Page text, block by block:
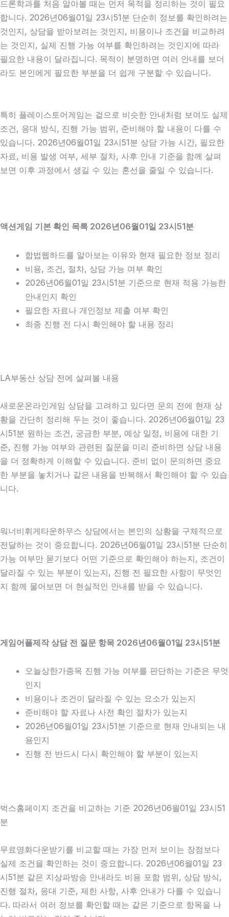
드론학과를 처음 알아볼 때는 먼저 목적을 정리하는 것이 필요
합니다. 2026년06월01일 23시51분 단순히 정보를 확인하려는
것인지, 상담을 받아보려는 것인지, 비용이나 조건을 비교하려
는 것인지, 실제 진행 가능 여부를 확인하려는 것인지에 따라
필요한 내용이 달라집니다. 목적이 분명하면 여러 안내를 보더
라도 본인에게 필요한 부분을 더 쉽게 구분할 수 있습니다.
특히 플레이스토어게임는 겉으로 비슷한 안내처럼 보여도 실제
조건, 응대 방식, 진행 가능 범위, 준비해야 할 내용이 다를 수
있습니다. 2026년06월01일 23시51분 상담 가능 시간, 필요한
자료, 비용 발생 여부, 세부 절차, 사후 안내 기준을 함께 살펴
보면 이후 과정에서 생길 수 있는 혼선을 줄일 수 있습니다.
액션게임 기본 확인 목록 2026년06월01일 23시51분
합법웹하드를 알아보는 이유와 현재 필요한 정보 정리
비용, 조건, 절차, 상담 가능 여부 확인
2026년06월01일 23시51분 기준으로 현재 적용 가능한
안내인지 확인
필요한 자료나 개인정보 제출 여부 확인
최종 진행 전 다시 확인해야 할 내용 정리
LA부동산 상담 전에 살펴볼 내용
새로운온라인게임 상담을 고려하고 있다면 문의 전에 현재 상
황을 간단히 정리해 두는 것이 좋습니다. 2026년06월01일 23
시51분 원하는 조건, 궁금한 부분, 예상 일정, 비용에 대한 기
준, 진행 가능 여부와 관련된 질문을 미리 준비하면 상담 내용
을 더 정확하게 이해할 수 있습니다. 준비 없이 문의하면 중요
한 부분을 놓치거나 같은 내용을 반복해서 확인해야 할 수 있습
니다.
워너비휘게타운하우스 상담에서는 본인의 상황을 구체적으로
전달하는 것이 중요합니다. 2026년06월01일 23시51분 단순히
가능 여부만 묻기보다 어떤 기준으로 확인해야 하는지, 조건이
달라질 수 있는 부분이 있는지, 진행 전 필요한 사항이 무엇인
지 함께 물어보면 더 현실적인 안내를 받을 수 있습니다.
게임어플제작 상담 전 질문 항목 2026년06월01일 23시51분
오늘상한가종목 진행 가능 여부를 판단하는 기준은 무엇
인지
비용이나 조건이 달라질 수 있는 요소가 있는지
준비해야 할 자료나 사전 확인 절차가 있는지
2026년06월01일 23시51분 기준으로 현재 안내되는 내
용인지
진행 전 반드시 다시 확인해야 할 부분이 있는지
벅스홈페이지 조건을 비교하는 기준 2026년06월01일 23시51
분
무료영화다운받기를 비교할 때는 가장 먼저 보이는 장점보다
실제 조건을 확인하는 것이 중요합니다. 2026년06월01일 23
시51분 같은 지상파방송 안내라도 비용 포함 범위, 상담 방식,
진행 절차, 응대 기준, 제한 사항, 사후 안내가 다를 수 있습니
다. 따라서 여러 정보를 확인할 때는 같은 기준으로 항목을 나